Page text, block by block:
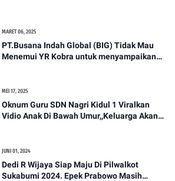
MARET 06, 2025
PT.Busana Indah Global (BIG) Tidak Mau
Menemui YR Kobra untuk menyampaikan
MEI 17, 2025
Oknum Guru SDN Nagri Kidul 1 Viralkan
Vidio Anak Di Bawah Umur,,Keluarga Akan
JUNI 01, 2024
Dedi R Wijaya Siap Maju Di Pilwalkot
Sukabumi 2024. Epek Prabowo Masih